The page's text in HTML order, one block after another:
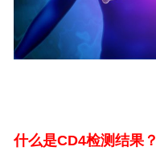
什么是CD4检测结果？